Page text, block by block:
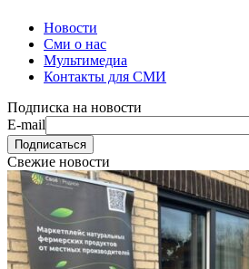
Новости
Сми о нас
Мультимедиа
Контакты для СМИ
Подписка на новости
E-mail
Свежие новости